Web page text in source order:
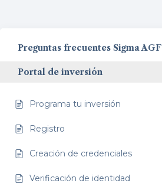
Preguntas frecuentes Sigma AGF
Portal de inversión
Programa tu inversión
Registro
Creación de credenciales
Verificación de identidad